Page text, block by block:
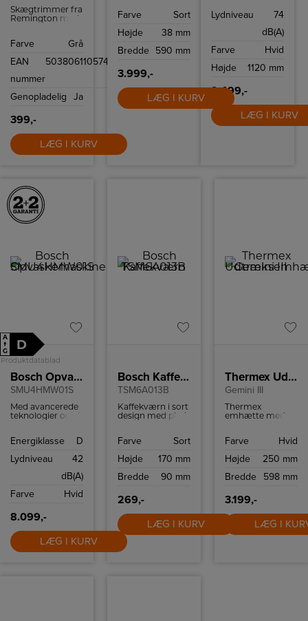
Skægtrimmer fra
Remington med
17 forskellige
fra 0,4 mm til 18
Farve
Grå
EAN
nummer
5038061105742
Genopladelig Ja
399,-
LÆG I KURV
ingen ramme for
renføring.
Farve
Sort
Højde
38 mm
Bredde
590 mm
3.999,-
LÆG I KURV
med separat
luft tørring i
LED-display og
design for
effektiv daglig
gulvpleje.
Lydniveau
74
dB(A)
Farve
Hvid
Højde
1120 mm
2.499,-
LÆG I KURV
A
↑
G
D
Produktdatablad
Bosch Opvaskemaskine
SMU4HMW01S
Med avancerede
teknologier og et
opvaskemaskine
enhver moderne
Energiklasse
D
Lydniveau
42
dB(A)
Farve
Hvid
8.099,-
LÆG I KURV
Bosch Kaffekværn
TSM6A013B
Kaffekværn i sort
design med plads
Maler kun, hvis
Farve
Sort
Højde
170 mm
Bredde
90 mm
269,-
LÆG I KURV
Thermex Udtræksemhætte
Gemini III
Thermex
emhætte med
hvidlakeret og 60
Farve
Hvid
Højde
250 mm
Bredde
598 mm
3.199,-
LÆG I